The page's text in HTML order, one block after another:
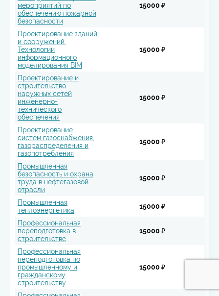
мероприятий по
обеспечению пожарной
безопасности
15000 ₽
Проектирование зданий
и сооружений.
Технологии
информационного
моделирования BIM
15000 ₽
Проектирование и
строительство
наружных сетей
инженерно-
технического
обеспечения
15000 ₽
Проектирование
систем газоснабжения,
газораспределения и
газопотребления
15000 ₽
Промышленная
безопасность и охрана
труда в нефтегазовой
отрасли
15000 ₽
Промышленная
теплоэнергетика
15000 ₽
Профессиональная
переподготовка в
строительстве
15000 ₽
Профессиональная
переподготовка по
промышленному и
гражданскому
строительству
15000 ₽